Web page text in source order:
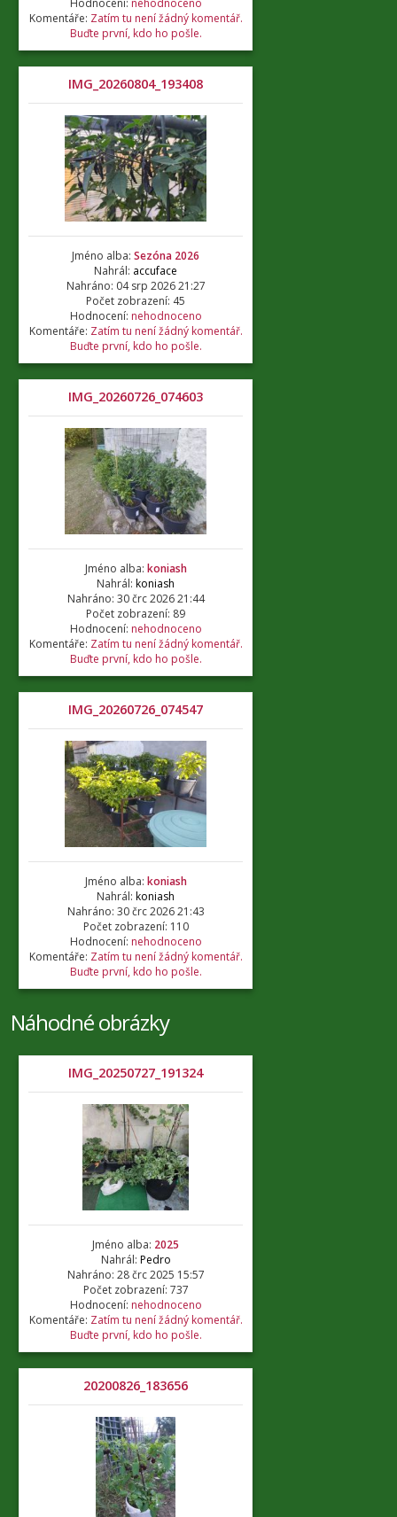
Hodnocení: nehodnoceno
Komentáře: Zatím tu není žádný komentář.
Buďte první, kdo ho pošle.
IMG_20260804_193408
Jméno alba: Sezóna 2026
Nahrál: accuface
Nahráno: 04 srp 2026 21:27
Počet zobrazení: 45
Hodnocení: nehodnoceno
Komentáře: Zatím tu není žádný komentář.
Buďte první, kdo ho pošle.
IMG_20260726_074603
Jméno alba: koniash
Nahrál: koniash
Nahráno: 30 črc 2026 21:44
Počet zobrazení: 89
Hodnocení: nehodnoceno
Komentáře: Zatím tu není žádný komentář.
Buďte první, kdo ho pošle.
IMG_20260726_074547
Jméno alba: koniash
Nahrál: koniash
Nahráno: 30 črc 2026 21:43
Počet zobrazení: 110
Hodnocení: nehodnoceno
Komentáře: Zatím tu není žádný komentář.
Buďte první, kdo ho pošle.
Náhodné obrázky
IMG_20250727_191324
Jméno alba: 2025
Nahrál: Pedro
Nahráno: 28 črc 2025 15:57
Počet zobrazení: 737
Hodnocení: nehodnoceno
Komentáře: Zatím tu není žádný komentář.
Buďte první, kdo ho pošle.
20200826_183656